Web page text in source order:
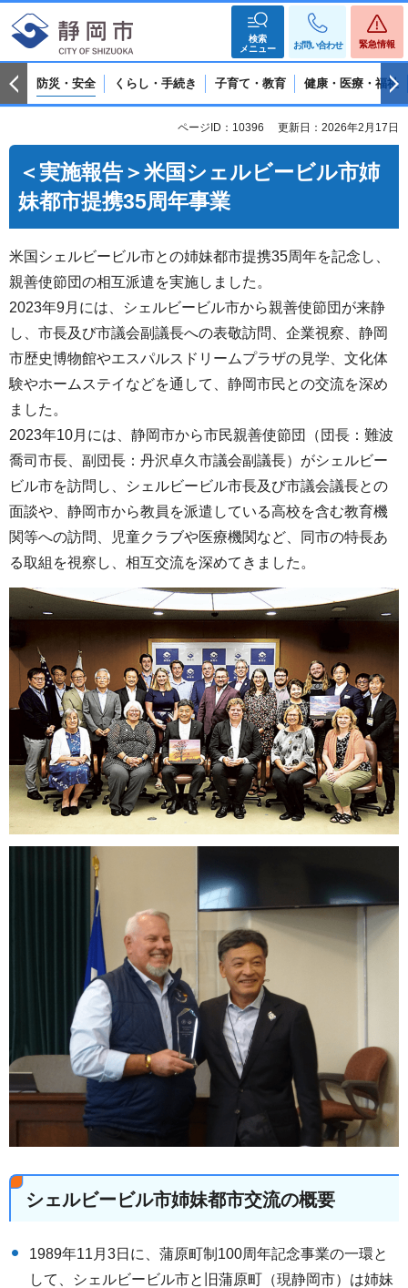
検索
メニュー
お問い合わせ 緊急情報
防災・安全 くらし・手続き 子育て・教育 健康・医療・福祉
ページID：10396 更新日：2026年2月17日
＜実施報告＞米国シェルビービル市姉
妹都市提携35周年事業
米国シェルビービル市との姉妹都市提携35周年を記念し、
親善使節団の相互派遣を実施しました。
2023年9月には、シェルビービル市から親善使節団が来静
し、市長及び市議会副議長への表敬訪問、企業視察、静岡
市歴史博物館やエスパルスドリームプラザの見学、文化体
験やホームステイなどを通して、静岡市民との交流を深め
ました。
2023年10月には、静岡市から市民親善使節団（団長：難波
喬司市長、副団長：丹沢卓久市議会副議長）がシェルビー
ビル市を訪問し、シェルビービル市長及び市議会議長との
面談や、静岡市から教員を派遣している高校を含む教育機
関等への訪問、児童クラブや医療機関など、同市の特長あ
る取組を視察し、相互交流を深めてきました。
シェルビービル市姉妹都市交流の概要
1989年11月3日に、蒲原町制100周年記念事業の一環と
して、シェルビービル市と旧蒲原町（現静岡市）は姉妹